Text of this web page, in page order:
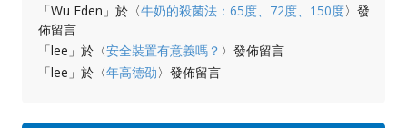
「Wu Eden 」於〈牛奶的殺菌法：65度、72度、150度〉發
佈留言
「lee 」於〈安全裝置有意義嗎？ 〉發佈留言
「lee 」於〈年高德劭〉發佈留言